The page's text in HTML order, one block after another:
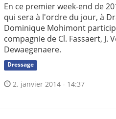
En ce premier week-end de
qui sera à l'ordre du jour, à
Dominique Mohimont
compagnie de Cl. Fassaert, J.
Dewaegenaere.
Dressage
2. janvier 2014 - 14:37